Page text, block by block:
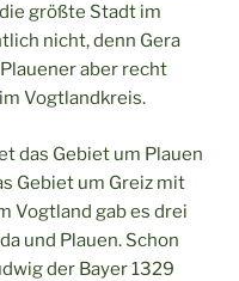
größte Stadt im
nicht, denn Gera
aber recht
Vogtlandkreis.
das Gebiet um Plauen
Gebiet um Greiz mit
Vogtland gab es drei
und Plauen. Schon
der Bayer 1329